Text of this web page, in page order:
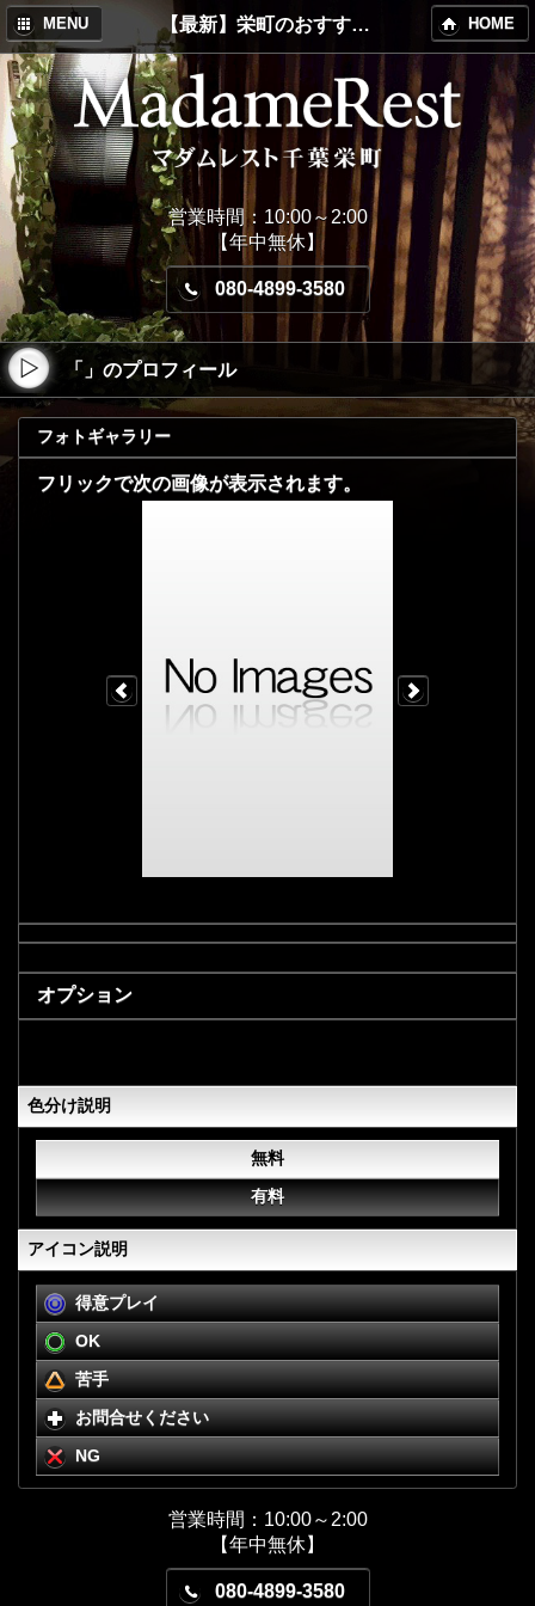
【最新】栄町のおすすめメンズエステ！MadameRest(マダムレスト)
MENU HOME
営業時間：10:00～2:00
【年中無休】
080-4899-3580
「」のプロフィール
フォトギャラリー
フリックで次の画像が表示されます。
オプション
色分け説明
無料
有料
アイコン説明
得意プレイ
OK
苦手
お問合せください
NG
営業時間：10:00～2:00
【年中無休】
080-4899-3580